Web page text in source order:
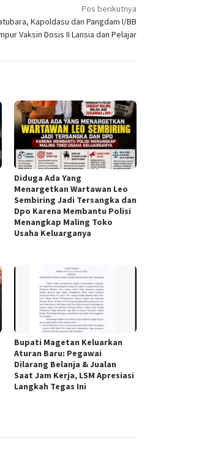
Pos berikutnya
Kapoldasu dan Pangdam I/BB
Vaksin Dosis II Lansia dan Pelajar
Diduga Ada Yang
Menargetkan Wartawan Leo
Sembiring Jadi Tersangka dan
Dpo Karena Membantu Polisi
Menangkap Maling Toko
Usaha Keluarganya
Bupati Magetan Keluarkan
Aturan Baru: Pegawai
Dilarang Belanja & Jualan
Saat Jam Kerja, LSM Apresiasi
Langkah Tegas Ini